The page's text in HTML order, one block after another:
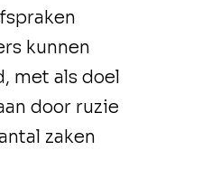
kunnen
met als doel
door ruzie
zaken